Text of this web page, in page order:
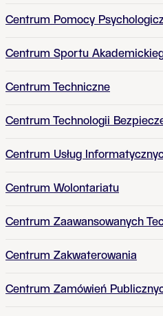
Centrum Pomocy
Centrum Sportu
Centrum Techniczne
Centrum Technologii
Centrum Usług
Centrum Wolontariatu
Centrum Zaawansowanych
Centrum Zakwaterowania
Centrum Zamówień